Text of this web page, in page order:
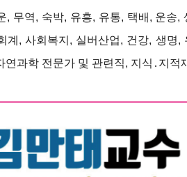
, 무역, 숙박, 유흥, 유통, 택배, 운송
계, 사회복지, 실버산업, 건강, 생명
연과학 전문가 및 관련직, 지식․지적